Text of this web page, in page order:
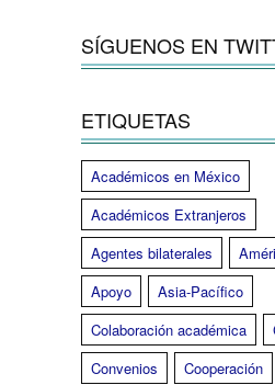
SÍGUENOS EN
ETIQUETAS
Académicos en México
Académicos Extranjeros
Agentes bilaterales
Apoyo
Asia-Pacífico
Colaboración académica
Convenios
Cooperación